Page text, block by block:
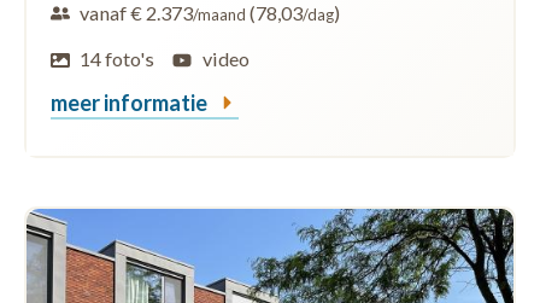
vanaf € 2.373/maand (78,03/dag)
14 foto's
video
meer informatie